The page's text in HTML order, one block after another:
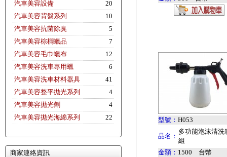
汽車美容設備
20
汽車美容背盤系列
10
汽車美容抗菌除臭
5
汽車美容棕櫚蠟品
7
汽車美容毛巾蠟布
12
汽車美容洗車專用蠟
6
汽車美容洗車材料器具
41
汽車美容整平拋光系列
4
汽車美容拋光劑
4
汽車美容拋光海綿系列
22
商家連絡資訊
型號： H053
品名：
多功能泡沫清洗
組
金額： 1500 台幣